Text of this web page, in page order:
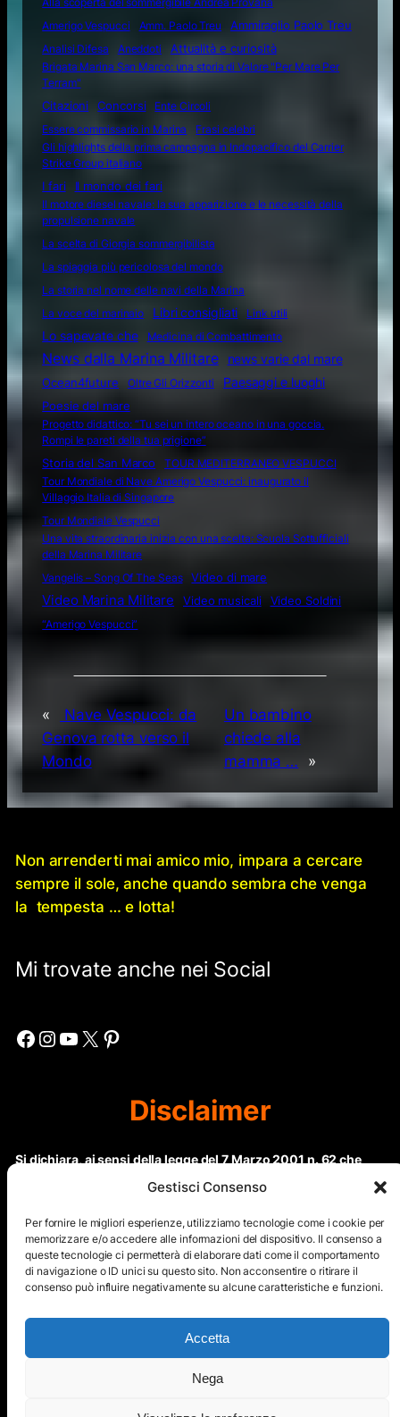
Gestisci Consenso
Per fornire le migliori esperienze, utilizziamo tecnologie come i cookie per
memorizzare e/o accedere alle informazioni del dispositivo. Il consenso a
queste tecnologie ci permetterà di elaborare dati come il comportamento
di navigazione o ID unici su questo sito. Non acconsentire o ritirare il
consenso può influire negativamente su alcune caratteristiche e funzioni.
Accetta
Nega
1 2 … 526Pagina successiva →
Tags
A bordo del Dandolo il sommergibile utilizzato durante la Guerra
Fredda contro le minacce nucleari
A bordo di Nave Raimondo Montecuccoli il nuovo volto
operativo della Marina Militare (Video)
Alla scoperta del sommergibile Andrea Provana
Amerigo Vespucci
Amm. Paolo Treu
Ammiraglio Paolo Treu
Analisi Difesa
Aneddoti
Brigata Marina San Marco: una storia di Valore "Per Mare Per
Terram"
Citazioni
Concorsi
Ente Circoli
Essere commissario in Marina
Frasi celebri
Strike Group italiano
I fari
Il mondo dei fari
Il motore diesel navale: la sua apparizione e le necessità della
propulsione navale
La scelta di Giorgia sommergibilista
La spiaggia più pericolosa del mondo
La storia nel nome delle navi della Marina
La voce del marinaio
Libri consigliati
Lo sapevate che Medicina di Combattimento
News dalla Marina Militare
news varie dal mare
Ocean4future
Oltre Gli Orizzonti
Poesie del mare
Progetto didattico: “Tu sei un intero oceano in una goccia.
Rompi le pareti della tua prigione”
Villaggio Italia di Singapore
Una vita straordinaria inizia con una scelta: Scuola Sottufficiali
della Marina Militare
Vangelis – Song Of The Seas
Video di mare
“Amerigo Vespucci”
«
Nave Vespucci: da
Genova rotta verso il
Un bambino
Non arrenderti mai amico mio, impara a cercare
Mi trovate anche nei Social
InstagramYouTube X Pinterest
Disclaimer
Si dichiara, ai sensi della legge del 7 Marzo 2001 n. 62 che
questo sito non rientra nella categoria di “Informazione
periodica” in quanto viene aggiornato ad intervalli non